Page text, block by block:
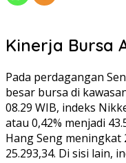
Kinerja Bursa
Pada perdagangan
besar bursa di
08.29 WIB, indeks
atau 0,42% menjadi
Hang Seng meningkat
25.293,34. Di sisi lain,